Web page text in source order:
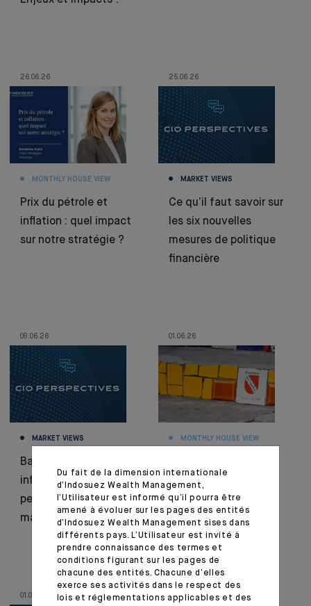
26.06.26
MONTHLY HOUSE VIEW
Prix du pétrole et
inflation : quel impact
sur notre stratégie ?
25.06.26
MARKET VIEWS
Ce qu’il faut savoir sur
les six nouvelles
mesures de politique
financière
09.06.26
MARKET VIEWS
Banques centrales,
inflation et
perspectives
macroéconomiques
01.06.26
MONTHLY HOUSE VIEW
nouvelles couleurs :
Focus sur l’Amérique
latine
01.06.26 27.05.26
Du fait de la dimension internationale
d’Indosuez Wealth Management,
l’Utilisateur est informé qu’il pourra être
amené à évoluer sur les pages des entités
d’Indosuez Wealth Management sises dans
différents pays. L’Utilisateur est invité à
prendre connaissance des termes et
conditions figurant sur les pages de
chacune des entités. Chacune d’elles
exerce ses activités dans le respect des
lois et réglementations applicables et des